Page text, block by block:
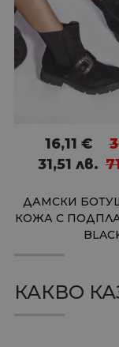
ДАМСКИ
КОЖА С
16,11 €
31,51лв.
КАКВО